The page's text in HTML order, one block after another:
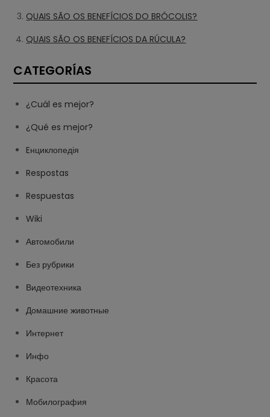
QUAIS SÃO OS BENEFÍCIOS DO BRÓCOLIS?
QUAIS SÃO OS BENEFÍCIOS DA RÚCULA?
CATEGORÍAS
¿Cuál es mejor?
¿Qué es mejor?
Eнциклопедія
Respostas
Respuestas
Wiki
Автомобили
Без рубрики
Видеотехника
Домашние животные
Интернет
Инфо
Красота
Мобилография